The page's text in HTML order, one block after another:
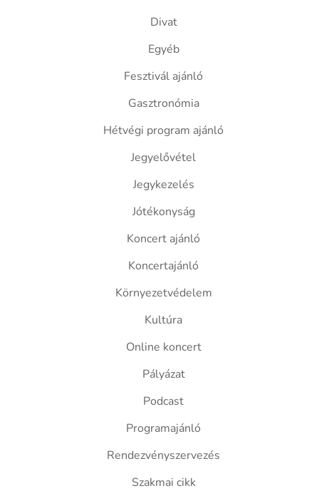
Divat
Egyéb
Fesztivál ajánló
Gasztronómia
Hétvégi program ajánló
Jegyelővétel
Jegykezelés
Jótékonyság
Koncert ajánló
Koncertajánló
Környezetvédelem
Kultúra
Online koncert
Pályázat
Podcast
Programajánló
Rendezvényszervezés
Szakmai cikk